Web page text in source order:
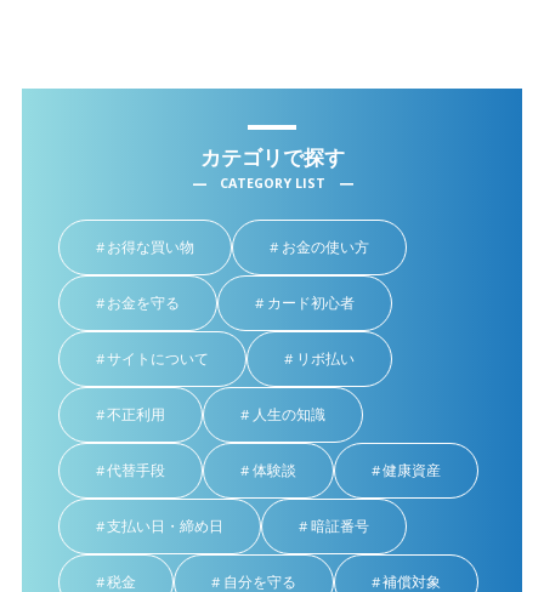
カテゴリで探す
CATEGORY LIST
お得な買い物 お金の使い方
お金を守る カード初心者
サイトについて リボ払い
不正利用 人生の知識
代替手段 体験談 健康資産
支払い日・締め日 暗証番号
税金 自分を守る 補償対象